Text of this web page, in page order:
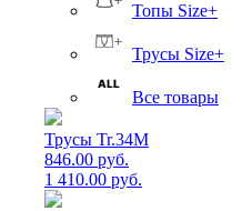
Топы Size+
Трусы Size+
Все товары
Трусы Tr.34M
846.00 руб.
1 410.00 руб.